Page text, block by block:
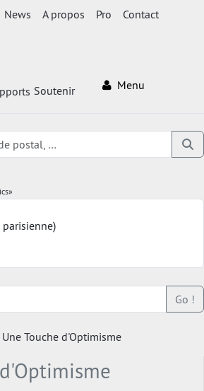
News A propos Pro Contact
Soutenir Menu
Go !
Une Touche d'Optimisme